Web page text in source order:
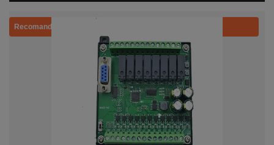
Recomandat